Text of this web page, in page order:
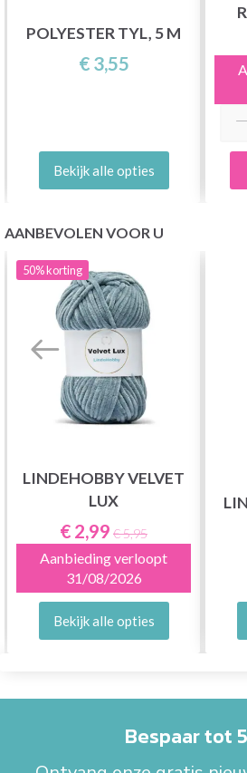
POLYESTER TYL, 5 M
€ 3,55
Bekijk alle opties
AANBEVOLEN VOOR U
50%korting
LINDEHOBBY VELVET
LUX
€ 2,99 € 5,95
Aanbieding verloopt
31/08/2026
Bekijk alle opties
Bespaar tot